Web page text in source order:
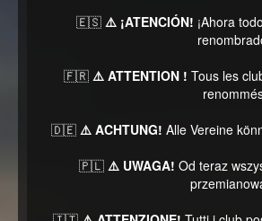
🇪🇸 ⚠️ ¡ATENCIÓN! ¡Ahora
🇫🇷 ⚠️ ATTENTION ! Tous les
🇩🇪 ⚠️ ACHTUNG! Alle Vereine
🇵🇱 ⚠️ UWAGA! Od teraz